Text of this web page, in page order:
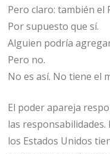
Pero claro: también el
Por supuesto que sí.
Alguien podría
Pero no.
No es así. No tiene el
El poder apareja
las
los Estados Unidos